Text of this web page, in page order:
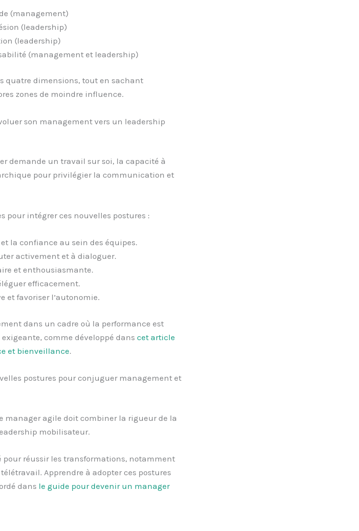
(management)
(leadership)
(leadership)
(management et leadership)
quatre dimensions, tout en sachant
zones de moindre influence.
son management vers un leadership
demande un travail sur soi, la capacité à
pour privilégier la communication et
pour intégrer ces nouvelles postures :
la confiance au sein des équipes.
activement et à dialoguer.
et enthousiasmante.
efficacement.
et favoriser l’autonomie.
dans un cadre où la performance est
comme développé dans cet article
et bienveillance.
postures pour conjuguer management et
manager agile doit combiner la rigueur de la
mobilisateur.
pour réussir les transformations, notamment
Apprendre à adopter ces postures
dans le guide pour devenir un manager